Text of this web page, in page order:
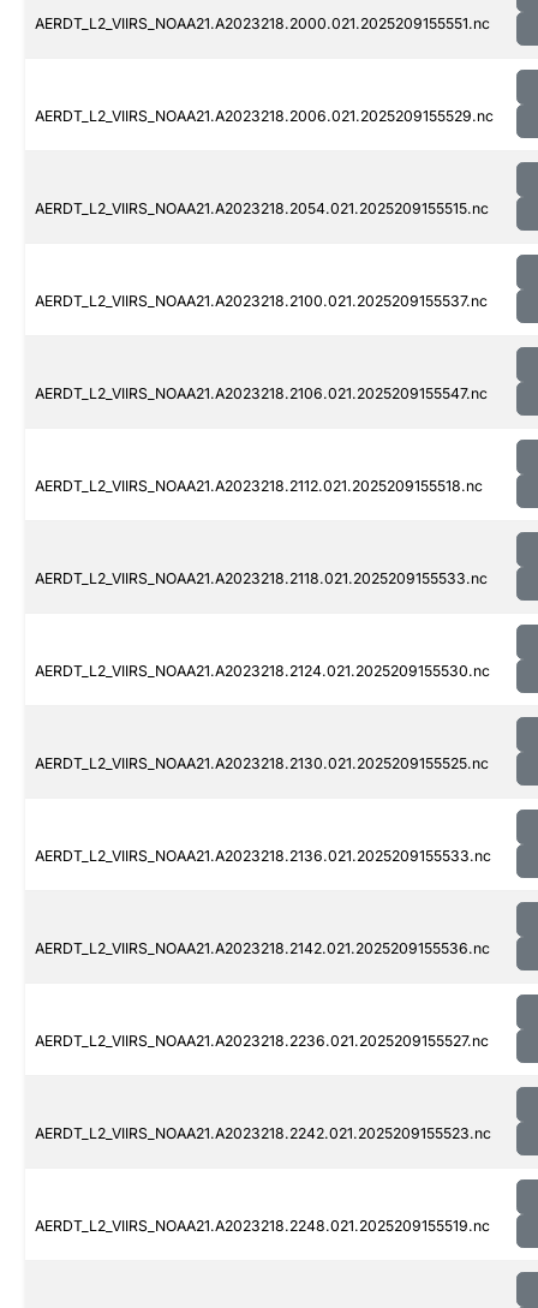
AERDT_L2_VIIRS_NOAA21.A2023218.2000.021.2025209155551.nc
AERDT_L2_VIIRS_NOAA21.A2023218.2006.021.2025209155529.nc
AERDT_L2_VIIRS_NOAA21.A2023218.2054.021.2025209155515.nc
AERDT_L2_VIIRS_NOAA21.A2023218.2100.021.2025209155537.nc
AERDT_L2_VIIRS_NOAA21.A2023218.2106.021.2025209155547.nc
AERDT_L2_VIIRS_NOAA21.A2023218.2112.021.2025209155518.nc
AERDT_L2_VIIRS_NOAA21.A2023218.2118.021.2025209155533.nc
AERDT_L2_VIIRS_NOAA21.A2023218.2124.021.2025209155530.nc
AERDT_L2_VIIRS_NOAA21.A2023218.2130.021.2025209155525.nc
AERDT_L2_VIIRS_NOAA21.A2023218.2136.021.2025209155533.nc
AERDT_L2_VIIRS_NOAA21.A2023218.2142.021.2025209155536.nc
AERDT_L2_VIIRS_NOAA21.A2023218.2236.021.2025209155527.nc
AERDT_L2_VIIRS_NOAA21.A2023218.2242.021.2025209155523.nc
AERDT_L2_VIIRS_NOAA21.A2023218.2248.021.2025209155519.nc